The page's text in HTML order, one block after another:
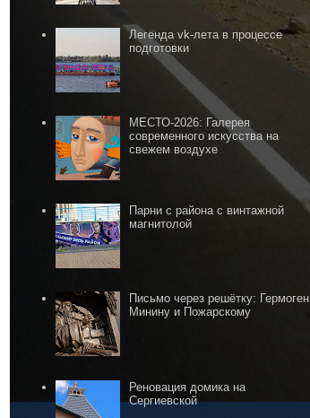
Легенда vk-лета в процессе
подготовки
МЕСТО-2026: Галерея
современного искусства на
свежем воздухе
Парни с района с винтажной
магнитолой
Письмо через решётку: Гермоген
Минину и Пожарскому
Реновация домика на
Сергиевской